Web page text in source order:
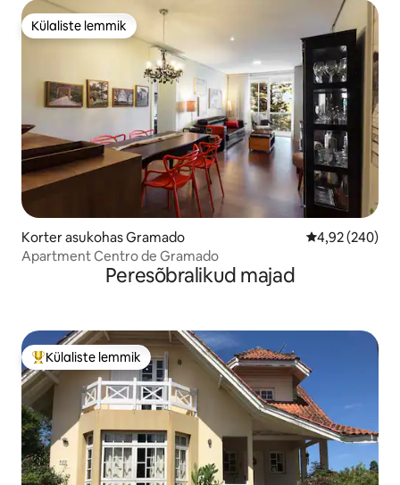
Külaliste lemmik
Külaliste lemmik
Korter asukohas Gramado Keskmine
4,92 (240)
Apartment Centro de Gramado
Peresõbralikud majad
Külaliste suur lemmik
Külaliste lemmik